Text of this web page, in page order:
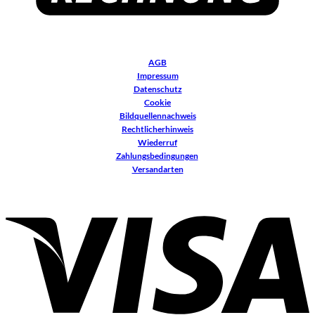
AGB
Impressum
Datenschutz
Cookie
Bildquellennachweis
Rechtlicherhinweis
Wiederruf
Zahlungsbedingungen
Versandarten